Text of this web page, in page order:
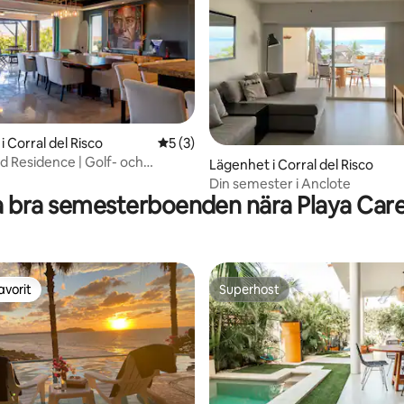
betyg, 155 omdömen
Corral del Risco 5 av 5 i genomsnittligt betyg, 3
5 (3)
Residence | Golf- och
Lägenhet i Corral del Risco
Din semester i Anclote
bra semesterboenden nära Playa
Superhost
Superhost